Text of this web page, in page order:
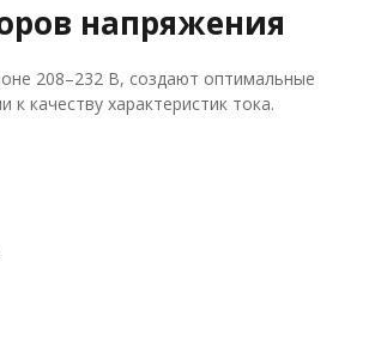
напряжения
208–232 В, создают оптимальные
качеству характеристик тока.